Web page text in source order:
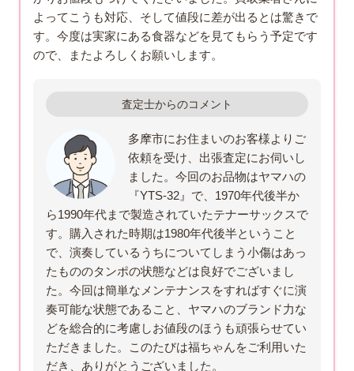
よってこうも対応、そして値段に差が出るとは驚きで
す。今度は実家にある食器などを見てもらう予定です
ので、またよろしくお願いします。
査定士からのコメント
多摩市にお住まいのお客様よりご
依頼を受け、出張査定にお伺いし
ました。今回のお品物はヤマハの
『YTS-32』で、1970年代後半か
ら1990年代まで製造されていたテナーサックスで
す。購入された時期は1980年代後半ということ
で、演奏しているうちについてしまう小傷はあっ
たもののタンポの状態などは良好でございまし
た。今回は簡単なメンテナンスをすればすぐに演
奏可能な状態であること、ヤマハのブランド力な
どを総合的に考慮しお値段のほうも頑張らせてい
ただきました。このたびは福ちゃんをご利用いた
だき、ありがとうございました。